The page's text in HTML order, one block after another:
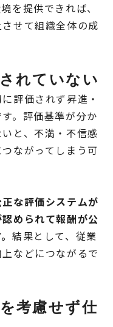
を提供できれば、
せて組織全体の成
れていない
評価されず昇進・
。評価基準が分か
と、不満・不信感
ながってしまう可
な評価システムが
められて報酬が公
結果として、従業
などにつながるで
考慮せず仕